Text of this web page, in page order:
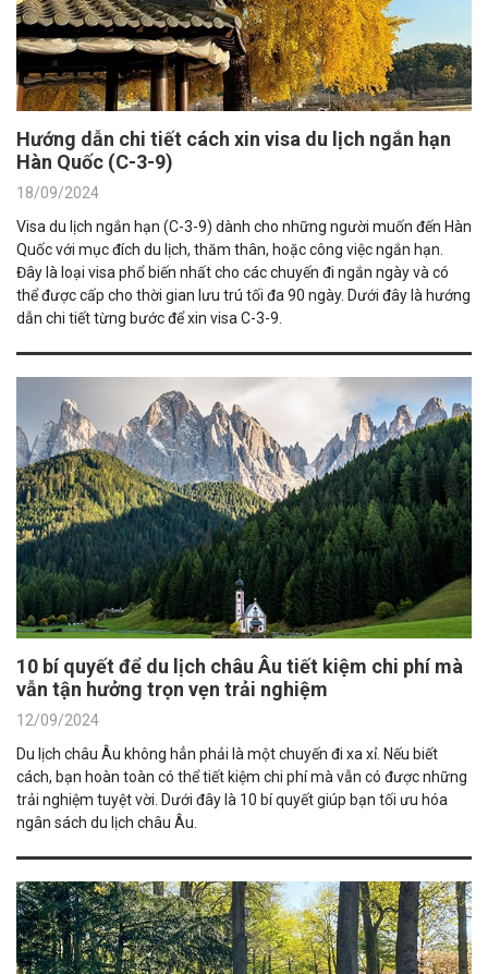
Hướng dẫn chi tiết cách xin visa du lịch ngắn hạn
Hàn Quốc (C-3-9)
18/09/2024
Visa du lịch ngắn hạn (C-3-9) dành cho những người muốn đến Hàn
Quốc với mục đích du lịch, thăm thân, hoặc công việc ngắn hạn.
Đây là loại visa phổ biến nhất cho các chuyến đi ngắn ngày và có
thể được cấp cho thời gian lưu trú tối đa 90 ngày. Dưới đây là hướng
dẫn chi tiết từng bước để xin visa C-3-9.
10 bí quyết để du lịch châu Âu tiết kiệm chi phí mà
vẫn tận hưởng trọn vẹn trải nghiệm
12/09/2024
Du lịch châu Âu không hẳn phải là một chuyến đi xa xỉ. Nếu biết
cách, bạn hoàn toàn có thể tiết kiệm chi phí mà vẫn có được những
trải nghiệm tuyệt vời. Dưới đây là 10 bí quyết giúp bạn tối ưu hóa
ngân sách du lịch châu Âu.